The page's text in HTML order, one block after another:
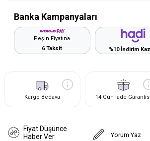
Banka Kampanyaları
Peşin Fiyatına
6 Taksit
%10 İndirim
Kargo Bedava 14 Gün İade Garantisi
Fiyat Düşünce
Haber Ver
Yorum Yaz